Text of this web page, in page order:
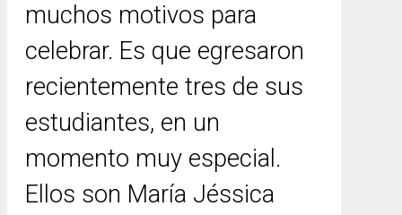
muchos motivos para
celebrar. Es que egresaron
recientemente tres de sus
estudiantes, en un
momento muy especial.
Ellos son María Jéssica